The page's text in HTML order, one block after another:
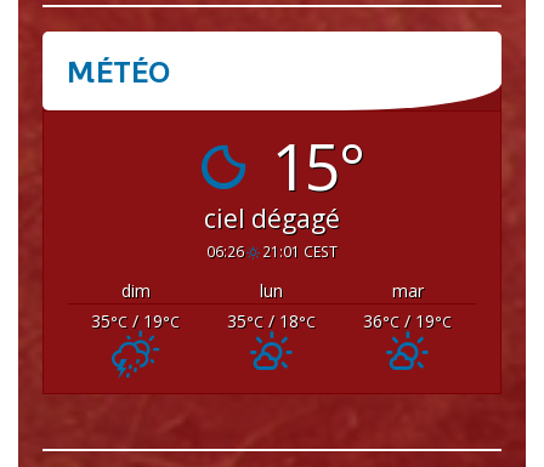
MÉTÉO
15°
ciel dégagé
06:26 21:01 CEST
dim lun
mar
35°C / 19°C 35°C / 18°C 36°C / 19°C